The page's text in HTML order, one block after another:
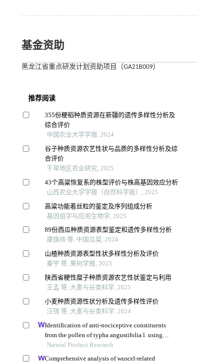
基金资助
黑龙江省重点研发计划资助项目（GA21B009）